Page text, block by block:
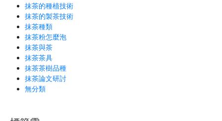
抹茶的種植技術
抹茶的製茶技術
抹茶種類
抹茶粉怎麼泡
抹茶與茶
抹茶茶具
抹茶茶樹品種
抹茶論文研討
無分類